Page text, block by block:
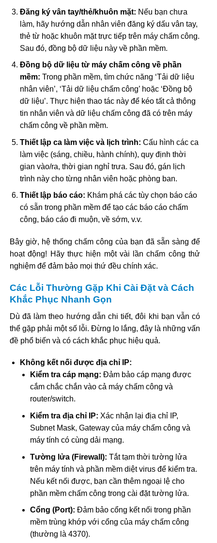
Đăng ký vân tay/thẻ/khuôn mặt: Nếu bạn chưa
làm, hãy hướng dẫn nhân viên đăng ký dấu vân tay,
thẻ từ hoặc khuôn mặt trực tiếp trên máy chấm công.
Sau đó, đồng bộ dữ liệu này về phần mềm.
Đồng bộ dữ liệu từ máy chấm công về phần
mềm: Trong phần mềm, tìm chức năng ‘Tải dữ liệu
nhân viên’, ‘Tải dữ liệu chấm công’ hoặc ‘Đồng bộ
dữ liệu’. Thực hiện thao tác này để kéo tất cả thông
tin nhân viên và dữ liệu chấm công đã có trên máy
chấm công về phần mềm.
Thiết lập ca làm việc và lịch trình: Cấu hình các ca
làm việc (sáng, chiều, hành chính), quy định thời
gian vào/ra, thời gian nghỉ trưa. Sau đó, gán lịch
trình này cho từng nhân viên hoặc phòng ban.
Thiết lập báo cáo: Khám phá các tùy chọn báo cáo
có sẵn trong phần mềm để tạo các báo cáo chấm
công, báo cáo đi muộn, về sớm, v.v.
Bây giờ, hệ thống chấm công của bạn đã sẵn sàng để
hoạt động! Hãy thực hiện một vài lần chấm công thử
nghiệm để đảm bảo mọi thứ đều chính xác.
Các Lỗi Thường Gặp Khi Cài Đặt và Cách
Khắc Phục Nhanh Gọn
Dù đã làm theo hướng dẫn chi tiết, đôi khi bạn vẫn có
thể gặp phải một số lỗi. Đừng lo lắng, đây là những vấn
đề phổ biến và có cách khắc phục hiệu quả.
Không kết nối được địa chỉ IP:
Kiểm tra cáp mạng: Đảm bảo cáp mạng được
cắm chắc chắn vào cả máy chấm công và
router/switch.
Kiểm tra địa chỉ IP: Xác nhận lại địa chỉ IP,
Subnet Mask, Gateway của máy chấm công và
máy tính có cùng dải mạng.
Tường lửa (Firewall): Tắt tạm thời tường lửa
trên máy tính và phần mềm diệt virus để kiểm tra.
Nếu kết nối được, bạn cần thêm ngoại lệ cho
phần mềm chấm công trong cài đặt tường lửa.
Cổng (Port): Đảm bảo cổng kết nối trong phần
mềm trùng khớp với cổng của máy chấm công
(thường là 4370).